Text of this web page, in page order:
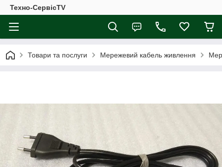
Техно-СервісTV
Товари та послуги Мережевий кабель живлення